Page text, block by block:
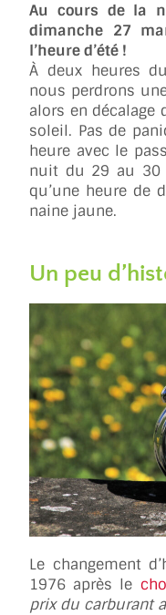
Au cours de la
dimanche 27
l’heure d’été !
À deux heures
nous perdrons
alors en décalage
soleil. Pas de
heure avec le
nuit du 29 au 30
qu’une heure de
naine jaune.
Un peu
Le changement
1976 après le
prix du carburant